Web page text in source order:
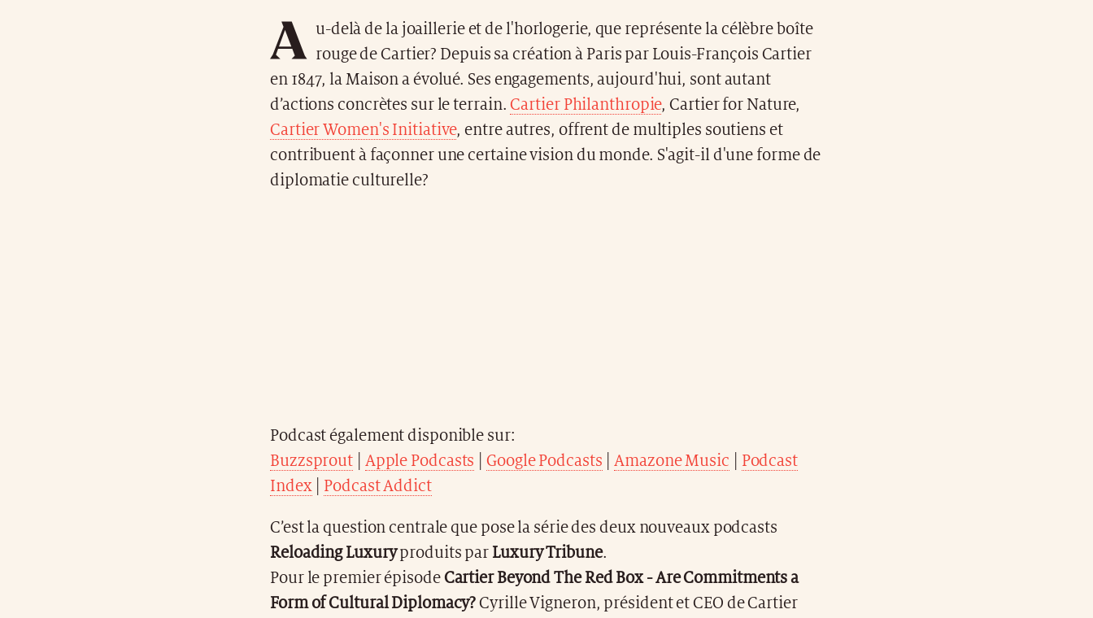
A
u-delà de la joaillerie et de l'horlogerie, que représente la célèbre boîte
rouge de Cartier? Depuis sa création à Paris par Louis-François Cartier
en 1847, la Maison a évolué. Ses engagements, aujourd'hui, sont autant
d’actions concrètes sur le terrain.Cartier Philanthropie, Cartier for Nature,
Cartier Women's Initiative, entre autres, offrent de multiples soutiens et
contribuent à façonner une certaine vision du monde. S'agit-il d'une forme de
diplomatie culturelle?
Podcast également disponible sur:
Buzzsprout
Apple Podcasts |Google Podcasts |Amazone Music
Podcast
Index| Podcast Addict
C’est la question centrale que pose la série des deux nouveaux podcasts
Reloading Luxuryproduits par Luxury Tribune.
Pour le premier épisodeCartier Beyond The Red Box - Are Commitments a
Form of Cultural Diplomacy?Cyrille Vigneron, président et CEO de Cartier